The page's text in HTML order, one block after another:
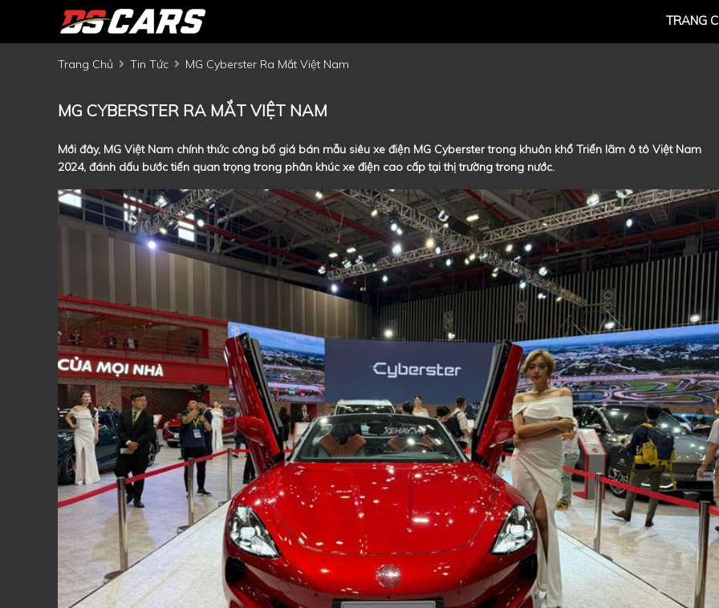
TRANG
Trang Chủ Tin Tức MG Cyberster Ra Mắt Việt Nam
MG CYBERSTER RA MẮT VIỆT NAM
Mới đây, MG Việt Nam chính thức công bố giá bán mẫu siêu xe điện MG Cyberster trong khuôn khổ Triển lãm ô tô Việt Nam
2024, đánh dấu bước tiến quan trọng trong phân khúc xe điện cao cấp tại thị trường trong nước.